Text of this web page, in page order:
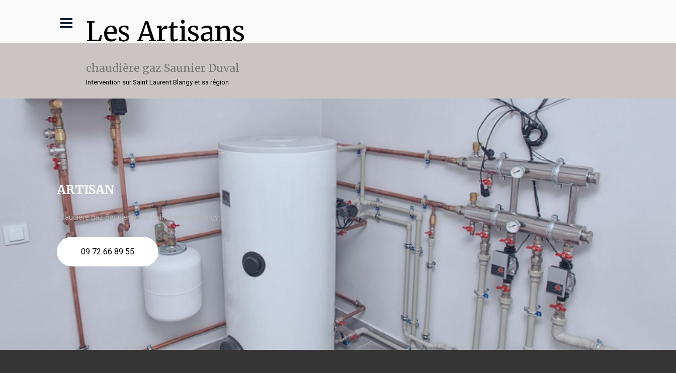
Les Artisans
chaudière gaz Saunier Duval
Intervention sur Saint Laurent Blangy et sa région
ARTISAN
chaudière gaz Saunier Duval Saint Laurent Blangy
09 72 66 89 55